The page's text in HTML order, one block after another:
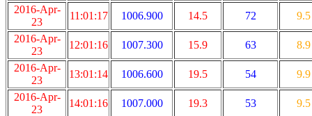
2016-Apr-
23
11:01:17 1006.900 14.5 72
9.5
2016-Apr-
23
12:01:16 1007.300 15.9 63
8.9
2016-Apr-
23
13:01:14 1006.600 19.5 54
9.9
2016-Apr-
23
14:01:16 1007.000 19.3 53
9.5